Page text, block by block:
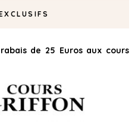
de 25 Euros aux cours